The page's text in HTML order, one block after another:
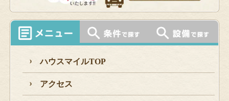
ハウスマイルTOP
アクセス